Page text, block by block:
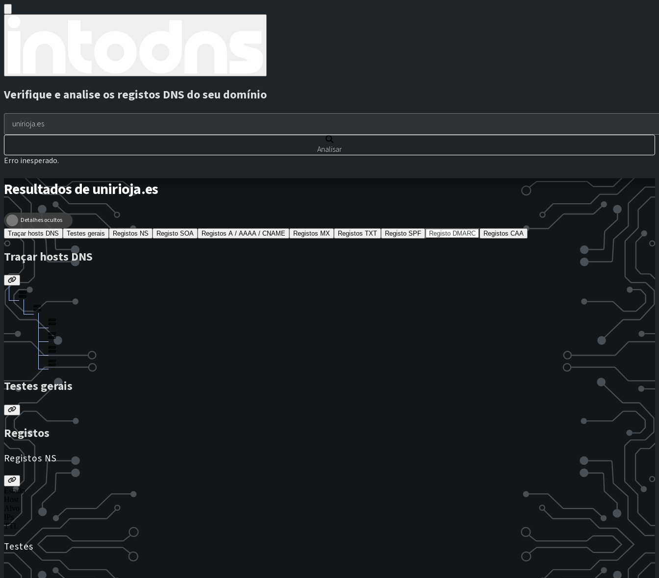
Verifique e analise os registos DNS do seu domínio
Analisar
Erro inesperado.
Resultados de unirioja.es
Detalhes ocultos
Traçar hosts DNS Testes gerais Registos NS Registo SOA Registos A / AAAA / CNAME Registos MX Registos TXT Registo SPF Registo DMARC Registos CAA
Traçar hosts DNS
Testes gerais
Registos
Registos NS
Estado
Host
Alvo
IPs
TTL
Testes